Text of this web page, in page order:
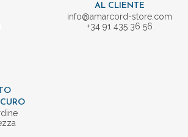
AL CLIENTE
info@amarcord-store.com
+34 91 435 36 56